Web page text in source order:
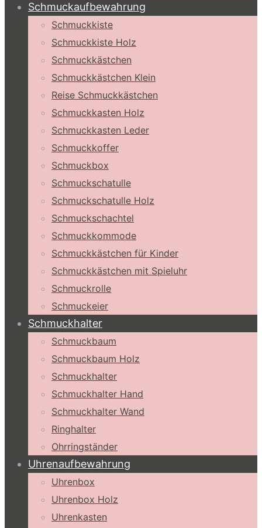
Schmuckaufbewahrung
Schmuckkiste
Schmuckkiste Holz
Schmuckkästchen
Schmuckkästchen Klein
Reise Schmuckkästchen
Schmuckkasten Holz
Schmuckkasten Leder
Schmuckkoffer
Schmuckbox
Schmuckschatulle
Schmuckschatulle Holz
Schmuckschachtel
Schmuckkommode
Schmuckkästchen für Kinder
Schmuckkästchen mit Spieluhr
Schmuckrolle
Schmuckeier
Schmuckhalter
Schmuckbaum
Schmuckbaum Holz
Schmuckhalter
Schmuckhalter Hand
Schmuckhalter Wand
Ringhalter
Ohrringständer
Uhrenaufbewahrung
Uhrenbox
Uhrenbox Holz
Uhrenkasten